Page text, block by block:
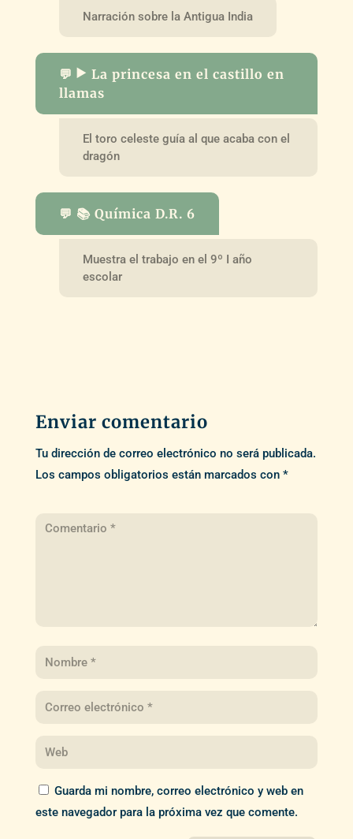
Narración sobre la Antigua India
💬 ▶️ La princesa en el castillo en
llamas
El toro celeste guía al que acaba con el
dragón
💬 📚 Química D.R. 6
Muestra el trabajo en el 9º I año
escolar
Enviar comentario
Tu dirección de correo electrónico no será publicada.
Los campos obligatorios están marcados con *
Guarda mi nombre, correo electrónico y web en
este navegador para la próxima vez que comente.